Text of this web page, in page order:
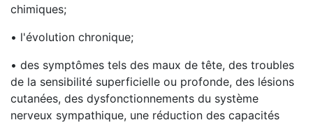
chimiques;
• l'évolution chronique;
• des symptômes tels des maux de tête, des troubles
de la sensibilité superficielle ou profonde, des lésions
cutanées, des dysfonctionnements du système
nerveux sympathique, une réduction des capacités